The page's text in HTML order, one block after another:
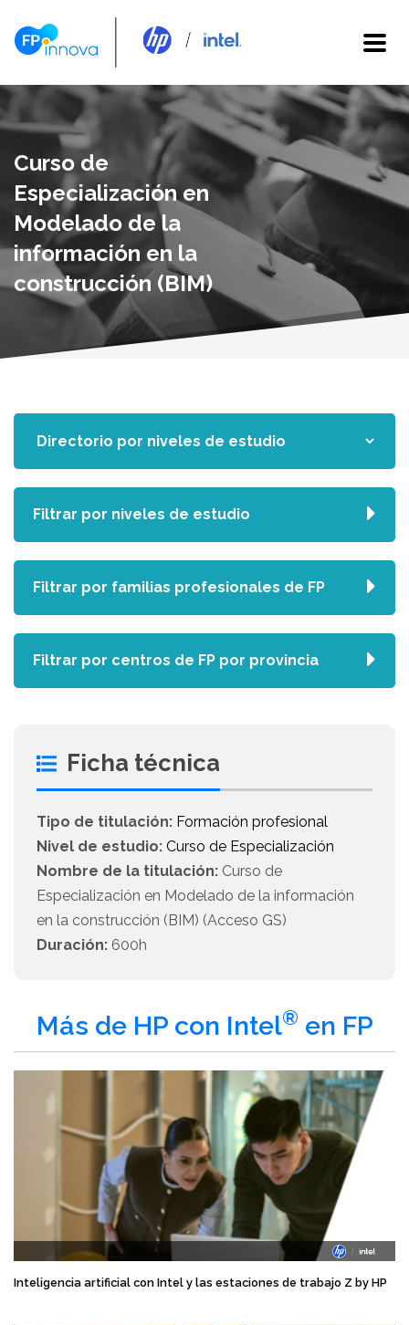
Curso de
Especialización en
Modelado de la
información en la
construcción (BIM)
Ficha técnica
Tipo de titulación: Formación profesional
Nivel de estudio: Curso de Especialización
Nombre de la titulación: Curso de
Especialización en Modelado de la información
en la construcción (BIM) (Acceso GS)
Duración: 600h
Más de HP con Intel® en FP
Inteligencia artificial con Intel y las estaciones de trabajo Z by HP
Filtrar por niveles de estudio
Filtrar por familias profesionales de FP
Filtrar por centros de FP por provincia